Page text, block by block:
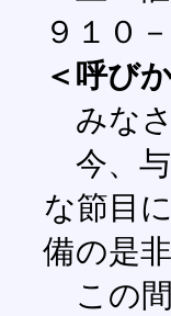
９１０
＜呼び
みなさ
今、与
な節目
備の是
この間